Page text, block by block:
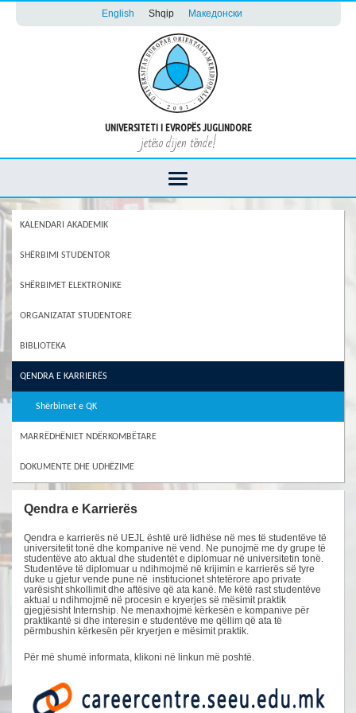
English Shqip Македонски
UNIVERSITETI I EVROPËS JUGLINDORE
jetëso dijen tënde!
KALENDARI AKADEMIK
SHËRBIMI STUDENTOR
SHËRBIMET ELEKTRONIKE
ORGANIZATAT STUDENTORE
BIBLIOTEKA
QENDRA E KARRIERËS
Shërbimet e QK
MARRËDHËNIET NDËRKOMBËTARE
DOKUMENTE DHE UDHËZIME
Qendra e Karrierës
Qendra e karrierës në UEJL është urë lidhëse në mes të studentëve të
universitetit tonë dhe kompanive në vend. Ne punojmë me dy grupe të
studentëve ato aktual dhe studentët e diplomuar në universitetin tonë.
Studentëve të diplomuar u ndihmojmë në krijimin e karrierës së tyre
duke u gjetur vende pune në institucionet shtetërore apo private
varësisht shkollimit dhe aftësive që ata kanë. Me këtë rast studentëve
aktual u ndihmojmë në procesin e kryerjes së mësimit praktik
gjegjësisht Internship. Ne menaxhojmë kërkesën e kompanive për
praktikantë si dhe interesin e studentëve me qëllim që ata të
përmbushin kërkesën për kryerjen e mësimit praktik.
Për më shumë informata, klikoni në linkun më poshtë.